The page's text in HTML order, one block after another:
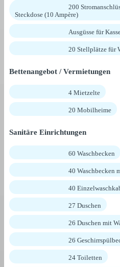
200
Steckdose (10 Ampère)
Ausgüsse für
20 Stellplätze für
Bettenangebot / Vermietungen
4 Mietzelte
20 Mobilheime
Sanitäre Einrichtungen
60 Waschbecken
40 Waschbecken
40
27 Duschen
26 Duschen mit
26
24 Toiletten